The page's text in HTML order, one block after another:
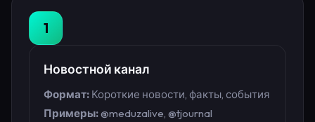
1
Новостной канал
Формат: Короткие новости, факты, события
Примеры:@meduzalive, @tjournal